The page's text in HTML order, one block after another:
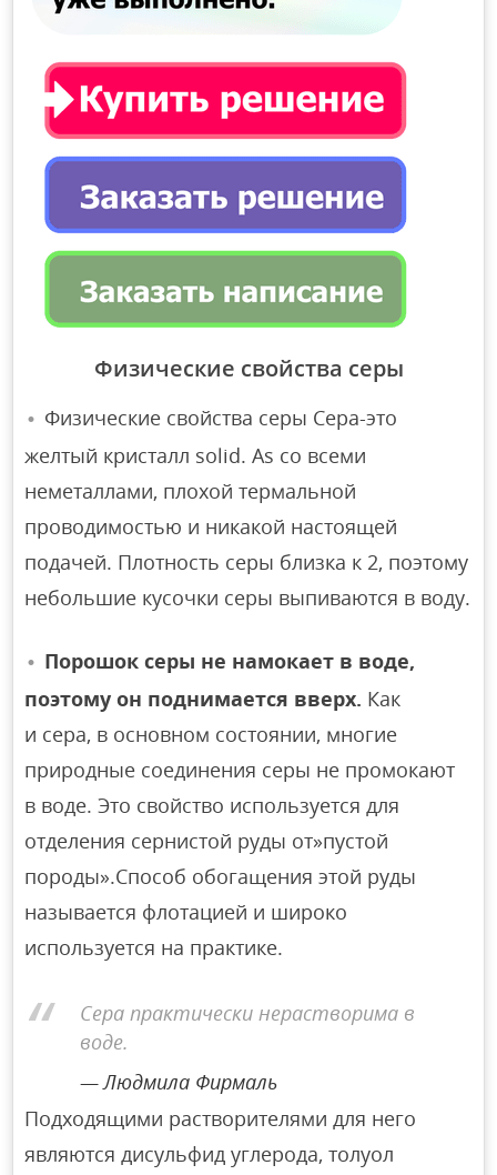
Физические свойства серы
Физические свойства серы Сера-это
желтый кристалл solid. As со всеми
неметаллами, плохой термальной
проводимостью и никакой настоящей
подачей. Плотность серы близка к 2, поэтому
небольшие кусочки серы выпиваются в воду.
Порошок серы не намокает в воде,
поэтому он поднимается вверх. Как
и сера, в основном состоянии, многие
природные соединения серы не промокают
в воде. Это свойство используется для
отделения сернистой руды от»пустой
породы».Способ обогащения этой руды
называется флотацией и широко
используется на практике.
Сера практически нерастворима в
воде.
Людмила Фирмаль
Подходящими растворителями для него
являются дисульфид углерода, толуол